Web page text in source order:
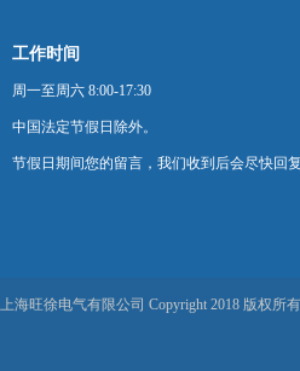
工作时间
周一至周六 8:00-17:30
中国法定节假日除外。
节假日期间您的留言，我们收到后会尽快回复
上海旺徐电气有限公司 Copyright 2018 版权所有